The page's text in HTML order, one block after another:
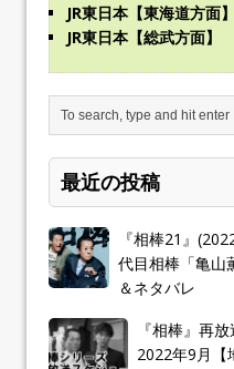
JR東日本【東海道方面】
JR東日本【総武方面】
最近の投稿
『相棒21』
代目相棒「亀山
＆ネタバレ
『相棒』再
2022年9月【